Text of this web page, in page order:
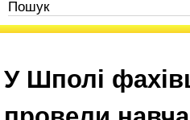
У Шполі